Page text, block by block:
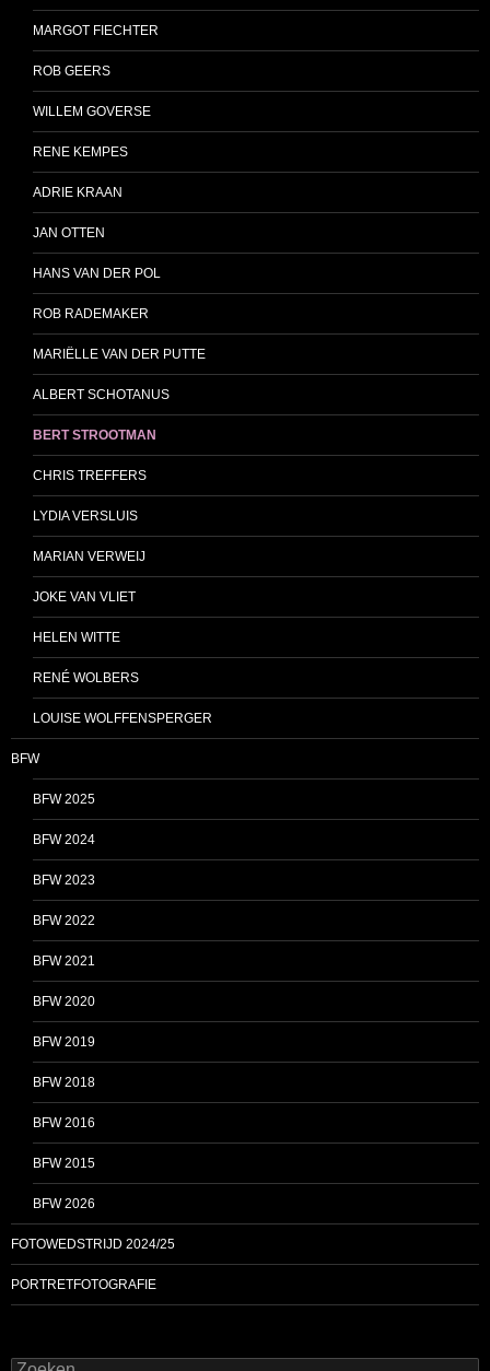
MARGOT FIECHTER
ROB GEERS
WILLEM GOVERSE
RENE KEMPES
ADRIE KRAAN
JAN OTTEN
HANS VAN DER POL
ROB RADEMAKER
MARIËLLE VAN DER PUTTE
ALBERT SCHOTANUS
BERT STROOTMAN
CHRIS TREFFERS
LYDIA VERSLUIS
MARIAN VERWEIJ
JOKE VAN VLIET
HELEN WITTE
RENÉ WOLBERS
LOUISE WOLFFENSPERGER
BFW
BFW 2025
BFW 2024
BFW 2023
BFW 2022
BFW 2021
BFW 2020
BFW 2019
BFW 2018
BFW 2016
BFW 2015
BFW 2026
FOTOWEDSTRIJD 2024/25
PORTRETFOTOGRAFIE
Zoeken